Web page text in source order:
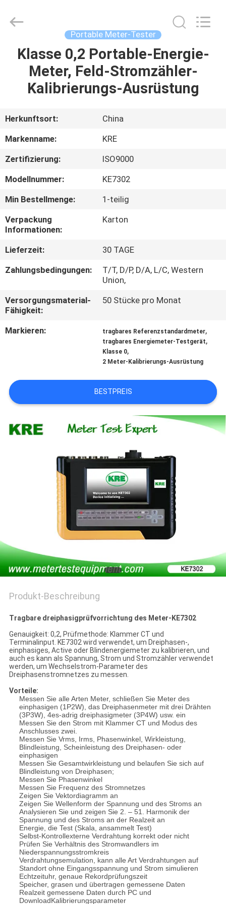
HEIM
PRODUKTE
ÜBER
UNS
FABRIK-
AUSFLUG
QUALITÄTSKONTROLLE
TRETEN
SIE
UNS
IN
VERBINDUNG
SIE
EIN
PRIVACY
Ltd..
Portable Meter-Tester
Klasse 0,2 Portable-Energie-
Meter, Feld-Stromzähler-
Kalibrierungs-Ausrüstung
Herkunftsort:
China
Markenname:
KRE
Zertifizierung:
ISO9000
Modellnummer:
KE7302
Min Bestellmenge:
1-teilig
Verpackung
Informationen:
Karton
Lieferzeit:
30 TAGE
Zahlungsbedingungen:
T/T, D/P, D/A, L/C, Western
Union,
Versorgungsmaterial-
Fähigkeit:
50 Stücke pro Monat
Markieren: tragbares Referenzstandardmeter,
tragbares Energiemeter-Testgerät,
Klasse 0,
2 Meter-Kalibrierungs-Ausrüstung
BESTPREIS
Produkt-Beschreibung
Tragbare dreiphasigprüfvorrichtung des Meter-KE7302
Genauigkeit: 0,2, Prüfmethode: Klammer CT und
Terminalinput. KE7302 wird verwendet, um Dreiphasen-,
einphasiges, Active oder Blindenergiemeter zu kalibrieren, und
auch es kann als Spannung, Strom und Stromzähler verwendet
werden, um Wechselstrom-Parameter des
Dreiphasenstromnetzes zu messen.
Vorteile:
Messen Sie alle Arten Meter, schließen Sie Meter des
einphasigen (1P2W), das Dreiphasenmeter mit drei Drähten
(3P3W), 4es-adrig dreiphasigmeter (3P4W) usw. ein
Messen Sie den Strom mit Klammer CT und Modus des
Anschlusses zwei.
Messen Sie Vrms, Irms, Phasenwinkel, Wirkleistung,
Blindleistung, Scheinleistung des Dreiphasen- oder
einphasigen
Messen Sie Gesamtwirkleistung und belaufen Sie sich auf
Blindleistung von Dreiphasen;
Messen Sie Phasenwinkel
Messen Sie Frequenz des Stromnetzes
Zeigen Sie Vektordiagramm an
Zeigen Sie Wellenform der Spannung und des Stroms an
Analysieren Sie und zeigen Sie 2. – 51. Harmonik der
Spannung und des Stroms an der Realzeit an
Energie, die Test (Skala, ansammelt Test)
Selbst-Kontrollexterne Verdrahtung korrekt oder nicht
Prüfen Sie Verhältnis des Stromwandlers im
Niederspannungsstromkreis
Verdrahtungsemulation, kann alle Art Verdrahtungen auf
Standort ohne Eingangsspannung und Strom simulieren
Echtzeituhr, genaue Rekordprüfungszeit
Speicher, grasen und übertragen gemessene Daten
Realzeit gemessene Daten durch PC und
DownloadKalibrierungsparameter